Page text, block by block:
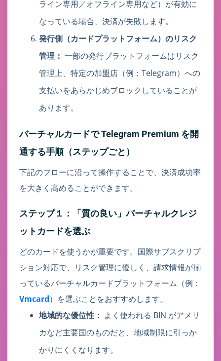
ライン専用／オフライン専用など）が有効に
なっている場合、決済が失敗します。
発行側（カードプラットフォーム）のリスク
管理： 一部の発行プラットフォームはリスク
管理上、特定の加盟店（例：Telegram）への
支払いをあらかじめブロックしていることが
あります。
バーチャルカードで Telegram Premium を開
通する手順（ステップごと）
下記のフローに沿って操作することで、決済成功率
を大きく高めることができます。
ステップ１：「質の良い」バーチャルクレジ
ットカードを選ぶ
どのカードを使うかが重要です。国際サブスクリプ
ション対応で、リスク管理に優しく、請求情報が揃
っているバーチャルカードプラットフォーム（例：
Vmcard）を選ぶことをおすすめします。
地域的な優位性： よく使われる BIN がアメリ
カなど主要国のものだと、地域制限に引っか
かりにくくなります。